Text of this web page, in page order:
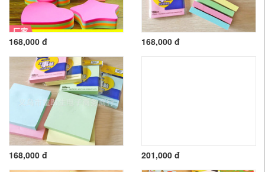
168,000 đ 168,000 đ
168,000 đ 201,000 đ